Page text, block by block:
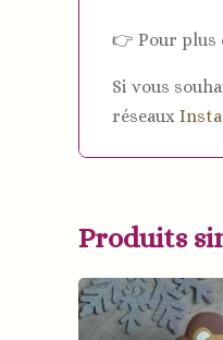
👉 Pour plus
Si vous
réseaux
Produits